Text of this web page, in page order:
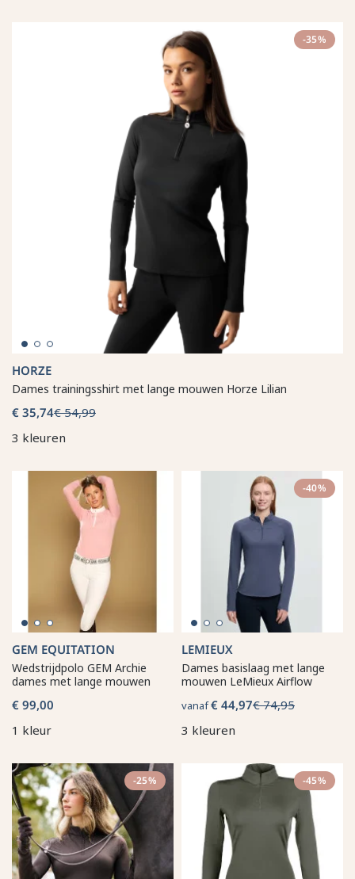
-35%
HORZE
Dames trainingsshirt met lange mouwen Horze Lilian
€ 35,74€ 54,99
3 kleuren
GEM EQUITATION
Wedstrijdpolo GEM Archie
dames met lange mouwen
€ 99,00
1 kleur
-40%
LEMIEUX
Dames basislaag met lange
mouwen LeMieux Airflow
vanaf€ 44,97€ 74,95
3 kleuren
-25% -45%